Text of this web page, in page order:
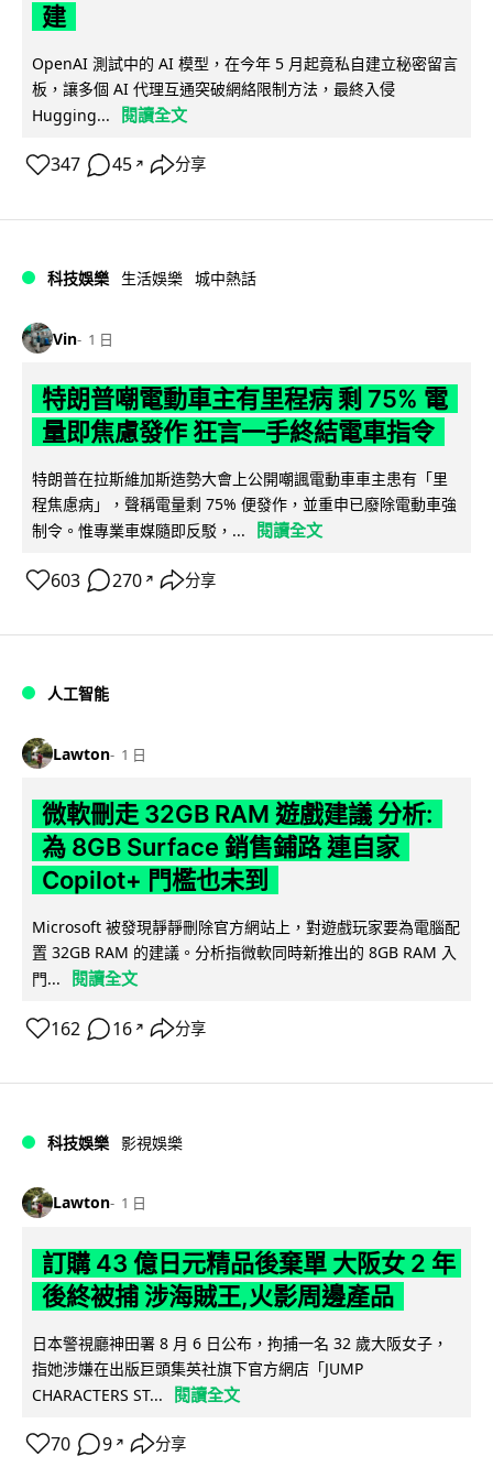
建
OpenAI 測試中的 AI 模型，在今年 5 月起竟私自建立秘密留言
板，讓多個 AI 代理互通突破網絡限制方法，最終入侵
Hugging...
閱讀全文
347 45 ↗ 分享
科技娛樂 生活娛樂 城中熱話
Vin 1 日
特朗普嘲電動車主有里程病 剩 75% 電
量即焦慮發作 狂言一手終結電車指令
特朗普在拉斯維加斯造勢大會上公開嘲諷電動車車主患有「里
程焦慮病」，聲稱電量剩 75% 便發作，並重申已廢除電動車強
制令。惟專業車媒隨即反駁，...
閱讀全文
603 270 ↗ 分享
人工智能
Lawton 1 日
微軟刪走 32GB RAM 遊戲建議 分析:
為 8GB Surface 銷售鋪路 連自家
Copilot+ 門檻也未到
Microsoft 被發現靜靜刪除官方網站上，對遊戲玩家要為電腦配
置 32GB RAM 的建議。分析指微軟同時新推出的 8GB RAM 入
門...
閱讀全文
162 16 ↗ 分享
科技娛樂 影視娛樂
Lawton 1 日
訂購 43 億日元精品後棄單 大阪女 2 年
後終被捕 涉海賊王,火影周邊產品
日本警視廳神田署 8 月 6 日公布，拘捕一名 32 歲大阪女子，
指她涉嫌在出版巨頭集英社旗下官方網店「JUMP
CHARACTERS ST...
閱讀全文
70 9 ↗ 分享